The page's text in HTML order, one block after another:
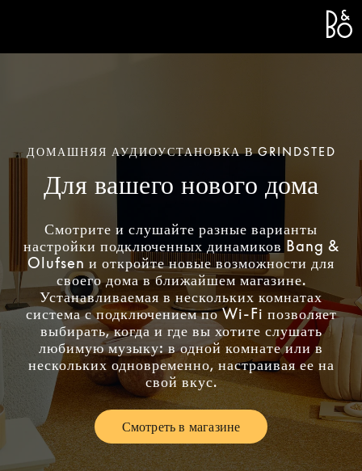
ДОМАШНЯЯ АУДИОУСТАНОВКА В GRINDSTED
Для вашего нового дома
Смотрите и слушайте разные варианты
настройки подключенных динамиков Bang &
Olufsen и откройте новые возможности для
своего дома в ближайшем магазине.
Устанавливаемая в нескольких комнатах
система с подключением по Wi-Fi позволяет
выбирать, когда и где вы хотите слушать
любимую музыку: в одной комнате или в
нескольких одновременно, настраивая ее на
свой вкус.
Смотреть в магазинеLink Opens in New Tab